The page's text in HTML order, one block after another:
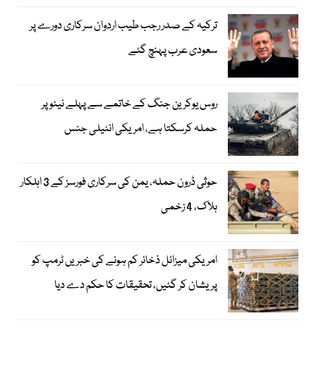
ترکیہ کے صدر رجب طیب اردوان سرکاری دورے پر
سعودی عرب پہنچ گئے
روس یوکرین جنگ کے خاتمے سے پہلے نیٹو پر
حملہ کرسکتا ہے، امریکی انٹیلی جنس
حوثی ڈرون حملہ، یمن کی سرکاری فورسز کے 3 اہلکار
ہلاک، 4 زخمی
امریکی میزائل ذخائر کم ہونے کی خبریں ٹرمپ کو
پریشان کر گئیں، تحقیقات کا حکم دے دیا